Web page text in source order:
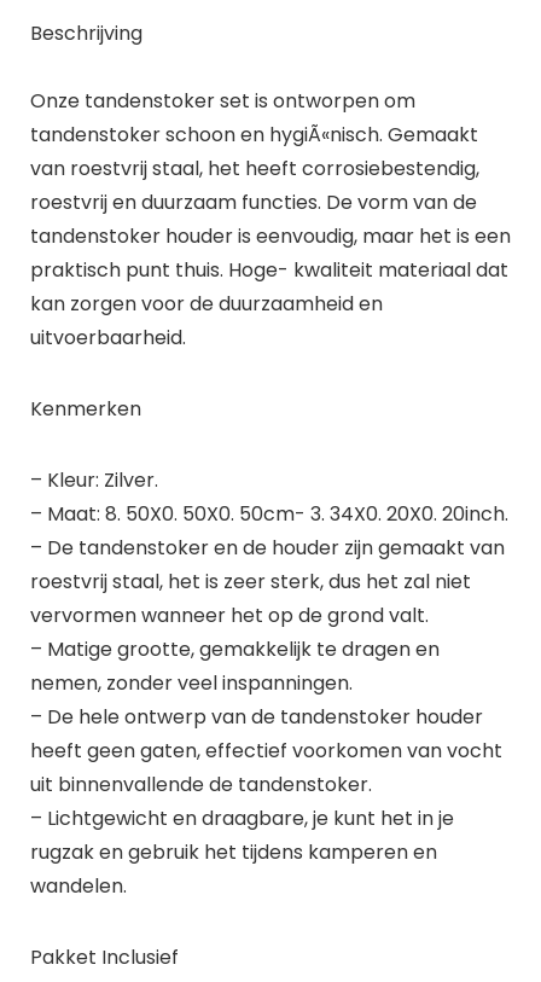
Beschrijving
Onze tandenstoker set is ontworpen om
tandenstoker schoon en hygiÃ«nisch. Gemaakt
van roestvrij staal, het heeft corrosiebestendig,
roestvrij en duurzaam functies. De vorm van de
tandenstoker houder is eenvoudig, maar het is een
praktisch punt thuis. Hoge- kwaliteit materiaal dat
kan zorgen voor de duurzaamheid en
uitvoerbaarheid.
Kenmerken
– Kleur: Zilver.
– Maat: 8. 50X0. 50X0. 50cm- 3. 34X0. 20X0. 20inch.
– De tandenstoker en de houder zijn gemaakt van
roestvrij staal, het is zeer sterk, dus het zal niet
vervormen wanneer het op de grond valt.
– Matige grootte, gemakkelijk te dragen en
nemen, zonder veel inspanningen.
– De hele ontwerp van de tandenstoker houder
heeft geen gaten, effectief voorkomen van vocht
uit binnenvallende de tandenstoker.
– Lichtgewicht en draagbare, je kunt het in je
rugzak en gebruik het tijdens kamperen en
wandelen.
Pakket Inclusief